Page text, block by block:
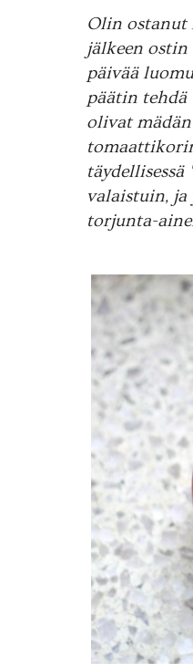
Olin ostanut
jälkeen
päivää
päätin
olivat
valaistuin,
torjunta-